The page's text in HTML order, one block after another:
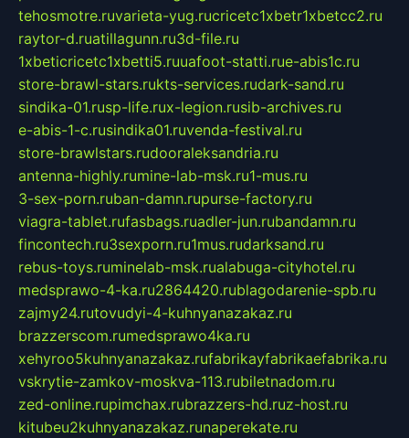
tehosmotre.ruvarieta-yug.rucricetc1xbetr1xbetcc2.ru
raytor-d.ruatillagunn.ru3d-file.ru
1xbeticricetc1xbetti5.ruuafoot-statti.rue-abis1c.ru
store-brawl-stars.rukts-services.rudark-sand.ru
sindika-01.rusp-life.rux-legion.rusib-archives.ru
e-abis-1-c.rusindika01.ruvenda-festival.ru
store-brawlstars.rudooraleksandria.ru
antenna-highly.rumine-lab-msk.ru1-mus.ru
3-sex-porn.ruban-damn.rupurse-factory.ru
viagra-tablet.rufasbags.ruadler-jun.rubandamn.ru
fincontech.ru3sexporn.ru1mus.rudarksand.ru
rebus-toys.ruminelab-msk.rualabuga-cityhotel.ru
medsprawo-4-ka.ru2864420.rublagodarenie-spb.ru
zajmy24.rutovudyi-4-kuhnyanazakaz.ru
brazzerscom.rumedsprawo4ka.ru
xehyroo5kuhnyanazakaz.rufabrikayfabrikaefabrika.ru
vskrytie-zamkov-moskva-113.rubiletnadom.ru
zed-online.rupimchax.rubrazzers-hd.ruz-host.ru
kitubeu2kuhnyanazakaz.runaperekate.ru